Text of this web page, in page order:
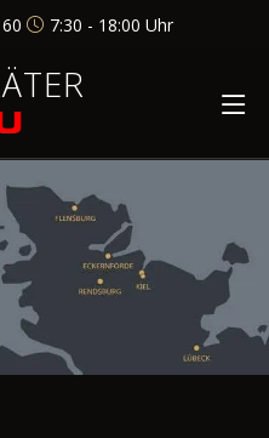
7:30 - 18:00 Uhr